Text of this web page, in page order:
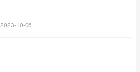
2023-10-06